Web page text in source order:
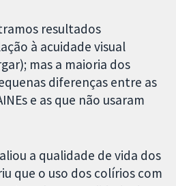
resultados
à acuidade visual
mas a maioria dos
diferenças entre as
e as que não usaram
a qualidade de vida dos
que o uso dos colírios com